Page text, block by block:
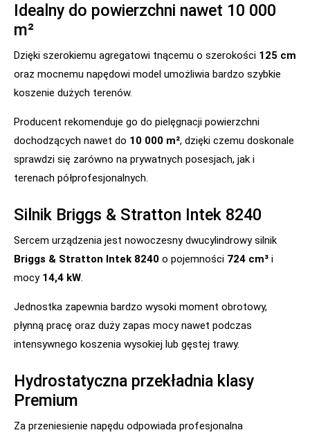
Idealny do powierzchni nawet 10 000
m²
Dzięki szerokiemu agregatowi tnącemu o szerokości 125 cm
oraz mocnemu napędowi model umożliwia bardzo szybkie
koszenie dużych terenów.
Producent rekomenduje go do pielęgnacji powierzchni
dochodzących nawet do 10 000 m², dzięki czemu doskonale
sprawdzi się zarówno na prywatnych posesjach, jak i
terenach półprofesjonalnych.
Silnik Briggs & Stratton Intek 8240
Sercem urządzenia jest nowoczesny dwucylindrowy silnik
Briggs & Stratton Intek 8240 o pojemności 724 cm³ i
mocy 14,4 kW.
Jednostka zapewnia bardzo wysoki moment obrotowy,
płynną pracę oraz duży zapas mocy nawet podczas
intensywnego koszenia wysokiej lub gęstej trawy.
Hydrostatyczna przekładnia klasy
Premium
Za przeniesienie napędu odpowiada profesjonalna